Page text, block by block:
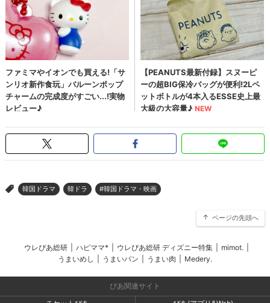
> 韓国ドラマ 韓ドラ #韓国ドラマ・映画
ページの先頭へ
ウレぴあ総研 ハピママ* ウレぴあ総研 ディズニー特集 mimot.
うまいめし
うまいパン うまい肉 Medery.
ぴあ関連サイト